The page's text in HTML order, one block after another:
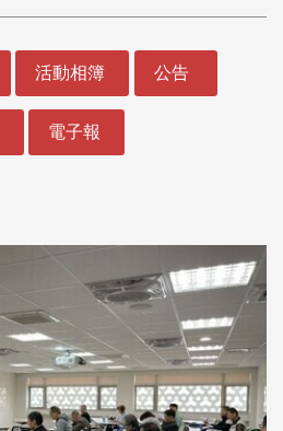
活動相簿 公告
電子報